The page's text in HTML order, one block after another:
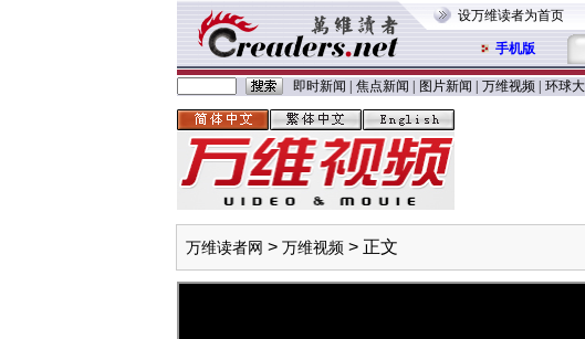
设万维读者为首页
手机版
即时新闻 焦点新闻 图片新闻 万维视频 环球
万维读者网 > 万维视频 > 正文